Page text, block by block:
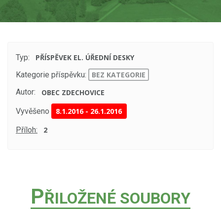
Typ:
PŘÍSPĚVEK EL. ÚŘEDNÍ DESKY
Kategorie příspěvku:
BEZ KATEGORIE
Autor:
OBEC ZDECHOVICE
Vyvěšeno 8.1.2016- 26.1.2016
Příloh: 2
PŘILOŽENÉ SOUBORY